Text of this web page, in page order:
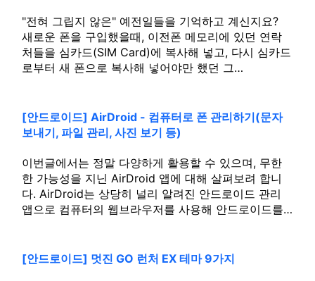
"전혀 그립지 않은" 예전일들을 기억하고 계신지요?
새로운 폰을 구입했을때, 이전폰 메모리에 있던 연락
처들을 심카드(SIM Card)에 복사해 넣고, 다시 심카드
로부터 새 폰으로 복사해 넣어야만 했던 그…
[안드로이드] AirDroid - 컴퓨터로 폰 관리하기(문자
보내기, 파일 관리, 사진 보기 등)
이번글에서는 정말 다양하게 활용할 수 있으며, 무한
한 가능성을 지닌 AirDroid 앱에 대해 살펴보려 합니
다. AirDroid는 상당히 널리 알려진 안드로이드 관리
앱으로 컴퓨터의 웹브라우저를 사용해 안드로이드를…
[안드로이드] 멋진 GO 런처 EX 테마 9가지